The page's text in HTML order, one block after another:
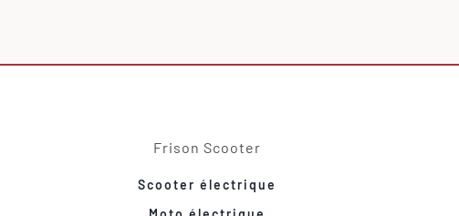
Frison Scooter
Scooter électrique